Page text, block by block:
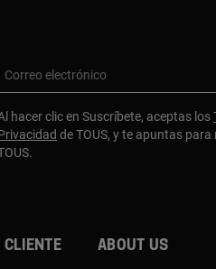
Correo electrónico
hacer clic en Suscríbete, aceptas los
de TOUS, y te apuntas
cliente About us